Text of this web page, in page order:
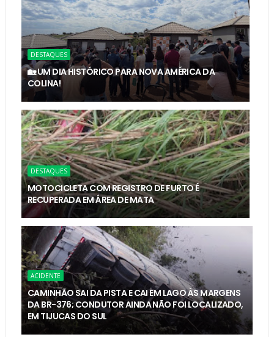
DESTAQUES
🏡 UM DIA HISTÓRICO PARA NOVA AMÉRICA DA
COLINA!
DESTAQUES
MOTOCICLETA COM REGISTRO DE FURTO É
RECUPERADA EM ÁREA DE MATA
ACIDENTE
CAMINHÃO SAI DA PISTA E CAI EM LAGO ÀS MARGENS
DA BR-376; CONDUTOR AINDA NÃO FOI LOCALIZADO,
EM TIJUCAS DO SUL